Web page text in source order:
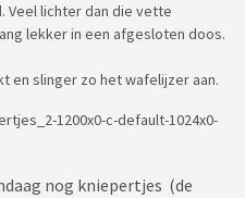
Veel lichter dan die vette
lekker in een afgesloten doos.
en slinger zo het wafelijzer aan.
nog kniepertjes (de